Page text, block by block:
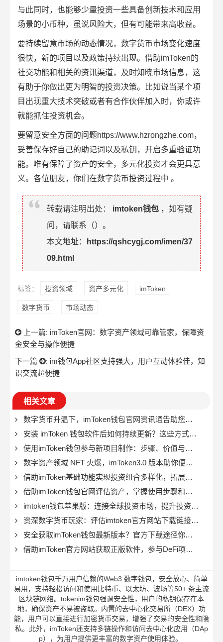
与此同时，也能够少量投资一些具备创新技术和应用
场景的小币种，虽说风险大，但有可能带来高收益。
要持续留意市场的动态情况，数字货币市场变化速度
很快，新的项目以及政策持续出现。借助imToken的
社交功能和相关的资讯渠道，及时知晓市场信息，这
有助于你做出更为明智的投资决策。比如说当某个项
目出现重大技术突破或者有合作伙伴加入时，你或许
就能抓住投资机会。
要留意安全方面的问题https://www.hzrongzhe.com，
妥善保存好自己的助记词以及私钥，开启多重验证功
能。唯有保障了资产的安全，多元化投资才会更具意
义。各位朋友，你们在数字货币投资过程中 。
转载请注明出处： imtoken钱包 ，如有疑
问，请联系（）。
本文地址：
https://qshcygj.com/imen/37
09.html
标签： 投资领域 资产多元化 imToken
数字货币 市场动态
上一篇: imToken官网：数字资产领域可靠管家，保障资
金安全与操作便捷
下一篇
: im钱包App社区支持强大，用户互动体验佳，知
识交流超便捷
相关文章
数字货币升温下，imToken钱包官网资讯通告助您便捷避险
安装 imToken 钱包软件后如何持续更新？这些方式要知道
使用imToken钱包参与新项目制作：步骤、价值与注意事项？
数字资产领域 NFT 火爆，imToken3.0 版本助你便捷保存资产
借助imToken基础功能实现投资组合多样化，拓展投资眼界与机会
借助imToken钱包官网评估资产，掌握使用步骤和估价方式很关键
imtoken钱包苹果版：连接全球投资市场，提升投资效率与安全性
资深数字货币玩家：评估imtoken官方网站下载链接安全性很重要
安全获取imToken钱包最新版本？官方下载途径你必须了解
借助imToken官方网站获取正版软件，参与DeFi项目增加财富指南
imtoken钱包千万用户信赖的Web3 数字钱包，安全放心、简单
易用，支持轻松访问和使用比特币、以太坊、波场等50+ 条主流
区块链网络。tokenim钱包强调安全性，用户的私钥保存在本
地，确保资产不易被盗取。内置的去中心化交易所（DEX）功
能，用户可以直接进行加密货币交易，增强了交易的安全性和隐
私。此外，imToken还支持多链操作和访问去中心化应用（DAp
p），为用户提供更丰富的数字资产使用体验。